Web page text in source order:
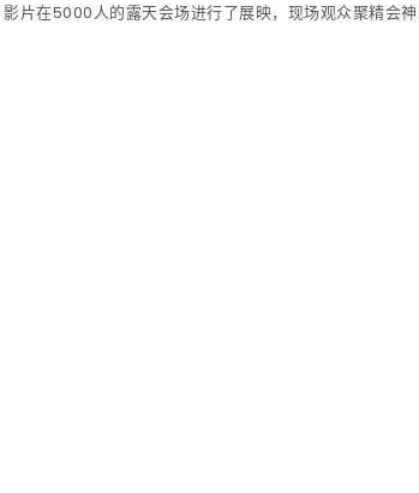
片在5000人的露天会场进行了展映，现场观众聚精会